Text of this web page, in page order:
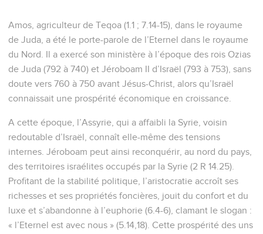
Amos, agriculteur de Teqoa (1.1 ; 7.14-15), dans le royaume
de Juda, a été le porte-parole de l’Eternel dans le royaume
du Nord. Il a exercé son ministère à l’époque des rois Ozias
de Juda (792 à 740) et Jéroboam II d’Israël (793 à 753), sans
doute vers 760 à 750 avant Jésus-Christ, alors qu’Israël
connaissait une prospérité économique en croissance.
A cette époque, l’Assyrie, qui a affaibli la Syrie, voisin
redoutable d’Israël, connaît elle-même des tensions
internes. Jéroboam peut ainsi reconquérir, au nord du pays,
des territoires israélites occupés par la Syrie (2 R 14.25).
Profitant de la stabilité politique, l’aristocratie accroît ses
richesses et ses propriétés foncières, jouit du confort et du
luxe et s’abandonne à l’euphorie (6.4-6), clamant le slogan :
« l’Eternel est avec nous » (5.14,18). Cette prospérité des uns